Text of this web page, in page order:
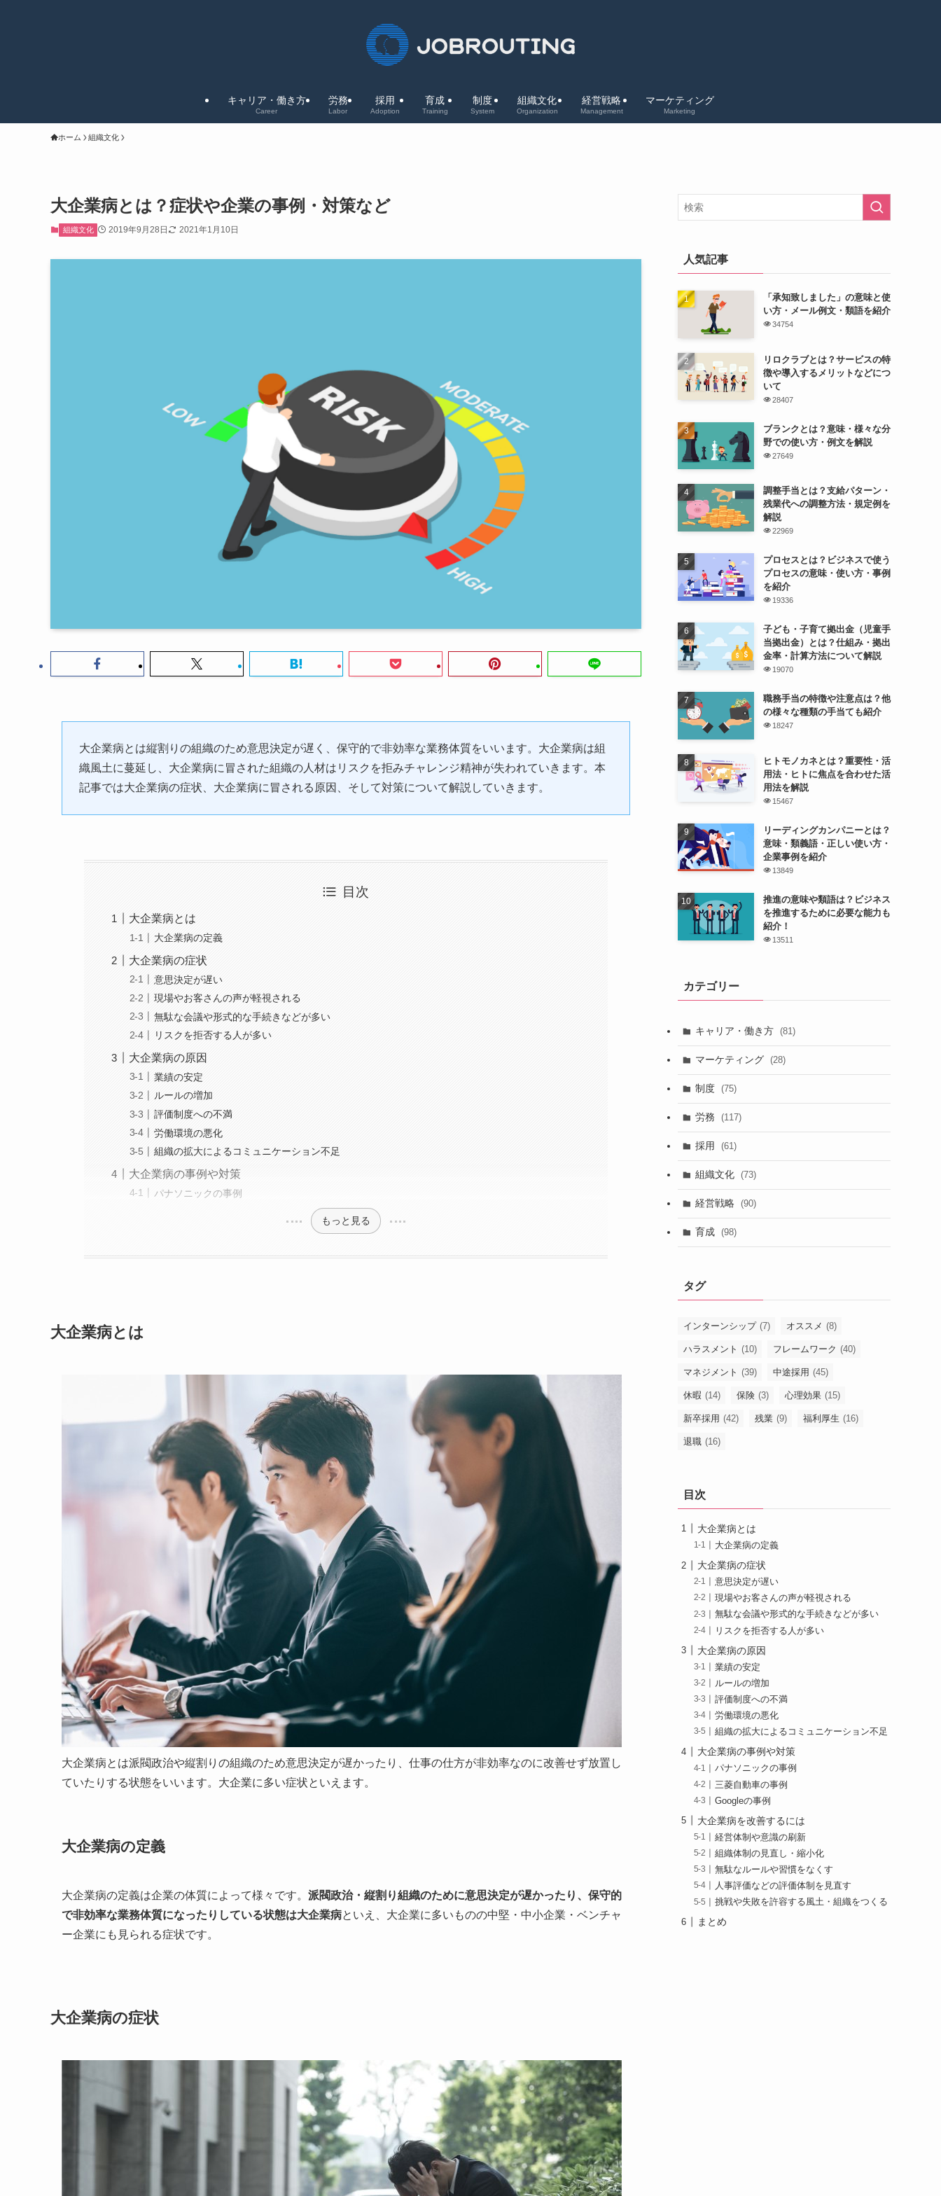
キャリア・働き方
Career
労務
Labor
採用
Adoption
育成
Training
制度
System
組織文化
Organization
経営戦略
Management
マーケティング
Marketing
ホーム 組織文化
大企業病とは？症状や企業の事例・対策など
組織文化 2019年9月28日 2021年1月10日
大企業病とは縦割りの組織のため意思決定が遅く、保守的で非効率な業務体質をいいます。大企業病は組
織風土に蔓延し、大企業病に冒された組織の人材はリスクを拒みチャレンジ精神が失われていきます。本
記事では大企業病の症状、大企業病に冒される原因、そして対策について解説していきます。
目次
大企業病とは
大企業病の定義
大企業病の症状
意思決定が遅い
現場やお客さんの声が軽視される
無駄な会議や形式的な手続きなどが多い
リスクを拒否する人が多い
大企業病の原因
業績の安定
ルールの増加
評価制度への不満
労働環境の悪化
組織の拡大によるコミュニケーション不足
大企業病の事例や対策
パナソニックの事例
もっと見る
大企業病とは
大企業病とは派閥政治や縦割りの組織のため意思決定が遅かったり、仕事の仕方が非効率なのに改善せず放置し
ていたりする状態をいいます。大企業に多い症状といえます。
大企業病の定義
大企業病の定義は企業の体質によって様々です。 派閥政治・縦割り組織のために意思決定が遅かったり、保守的
で非効率な業務体質になったりしている状態は大企業病といえ、大企業に多いものの中堅・中小企業・ベンチャ
ー企業にも見られる症状です。
大企業病の症状
人気記事
「承知致しました」の意味と使
い方・メール例文・類語を紹介
34754
リロクラブとは？サービスの特
徴や導入するメリットなどにつ
いて
28407
ブランクとは？意味・様々な分
野での使い方・例文を解説
27649
調整手当とは？支給パターン・
残業代への調整方法・規定例を
解説
22969
プロセスとは？ビジネスで使う
プロセスの意味・使い方・事例
を紹介
19336
子ども・子育て拠出金（児童手
当拠出金）とは？仕組み・拠出
金率・計算方法について解説
19070
職務手当の特徴や注意点は？他
の様々な種類の手当ても紹介
18247
ヒトモノカネとは？重要性・活
用法・ヒトに焦点を合わせた活
用法を解説
15467
リーディングカンパニーとは？
意味・類義語・正しい使い方・
企業事例を紹介
13849
推進の意味や類語は？ビジネス
を推進するために必要な能力も
紹介！
13511
カテゴリー
キャリア・働き方 (81)
マーケティング (28)
制度 (75)
労務 (117)
採用 (61)
組織文化 (73)
経営戦略 (90)
育成 (98)
タグ
インターンシップ (7) オススメ (8)
ハラスメント (10) フレームワーク (40)
マネジメント (39) 中途採用 (45)
休暇 (14) 保険 (3) 心理効果 (15)
新卒採用 (42) 残業 (9) 福利厚生 (16)
退職 (16)
目次
大企業病とは
大企業病の定義
大企業病の症状
意思決定が遅い
現場やお客さんの声が軽視される
無駄な会議や形式的な手続きなどが多い
リスクを拒否する人が多い
大企業病の原因
業績の安定
ルールの増加
評価制度への不満
労働環境の悪化
組織の拡大によるコミュニケーション不足
大企業病の事例や対策
パナソニックの事例
三菱自動車の事例
Googleの事例
大企業病を改善するには
経営体制や意識の刷新
組織体制の見直し・縮小化
無駄なルールや習慣をなくす
人事評価などの評価体制を見直す
挑戦や失敗を許容する風土・組織をつくる
まとめ